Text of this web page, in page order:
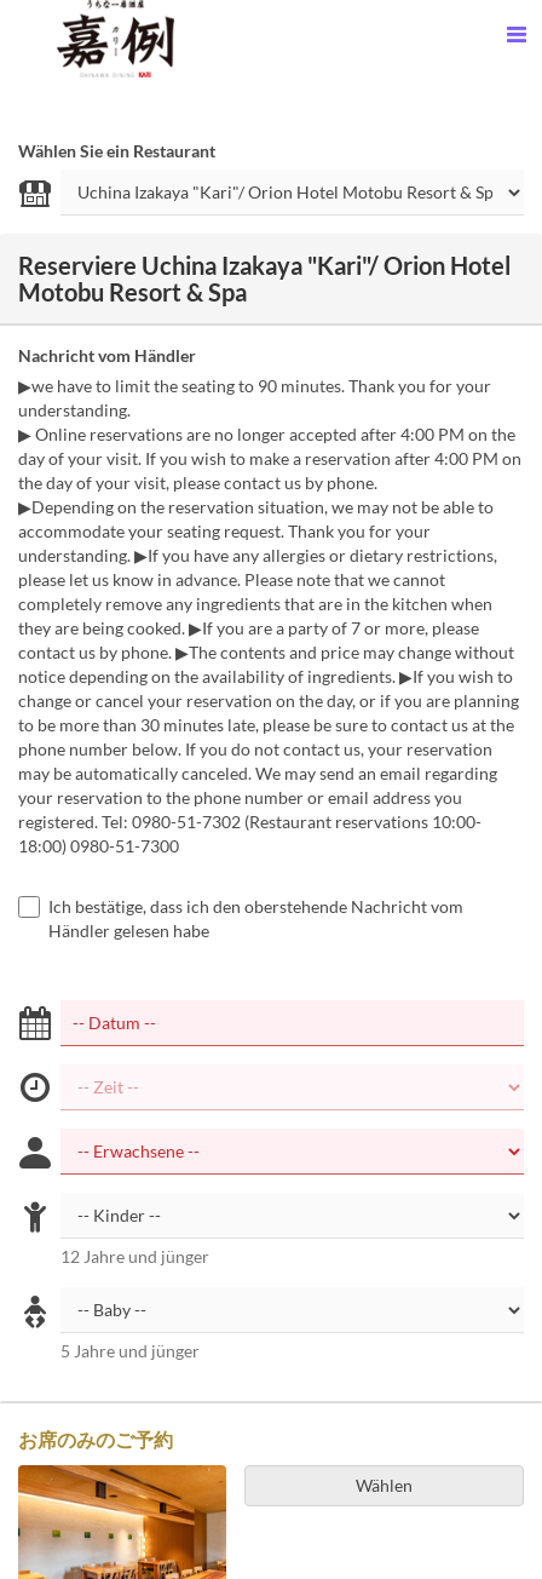
Wählen Sie ein Restaurant
Reserviere Uchina Izakaya "Kari"/ Orion Hotel
Motobu Resort & Spa
Nachricht vom Händler
▶we have to limit the seating to 90 minutes. Thank you for your
understanding.
▶ Online reservations are no longer accepted after 4:00 PM on the
day of your visit. If you wish to make a reservation after 4:00 PM on
the day of your visit, please contact us by phone.
▶Depending on the reservation situation, we may not be able to
accommodate your seating request. Thank you for your
understanding. ▶If you have any allergies or dietary restrictions,
please let us know in advance. Please note that we cannot
completely remove any ingredients that are in the kitchen when
they are being cooked. ▶If you are a party of 7 or more, please
contact us by phone. ▶The contents and price may change without
notice depending on the availability of ingredients. ▶If you wish to
change or cancel your reservation on the day, or if you are planning
to be more than 30 minutes late, please be sure to contact us at the
phone number below. If you do not contact us, your reservation
may be automatically canceled. We may send an email regarding
your reservation to the phone number or email address you
registered. Tel: 0980-51-7302 (Restaurant reservations 10:00-
18:00) 0980-51-7300
Ich bestätige, dass ich den oberstehende Nachricht vom
Händler gelesen habe
12 Jahre und jünger
5 Jahre und jünger
お席のみのご予約
Wählen